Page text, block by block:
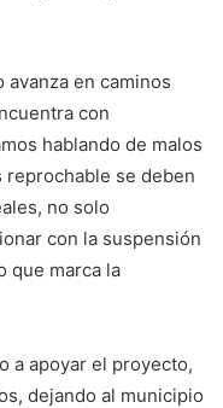
avanza en caminos
con
hablando de malos
reprochable se deben
no solo
con la suspensión
que marca la
a apoyar el proyecto,
dejando al municipio